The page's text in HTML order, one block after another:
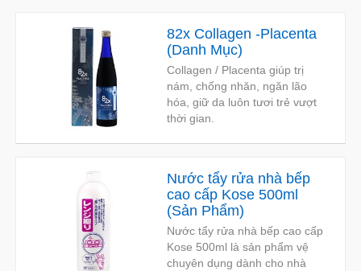
82x Collagen -Placenta
(Danh Mục)
Collagen / Placenta giúp trị
nám, chống nhăn, ngăn lão
hóa, giữ da luôn tươi trẻ vượt
thời gian.
Nước tẩy rửa nhà bếp
cao cấp Kose 500ml
(Sản Phẩm)
Nước tẩy rửa nhà bếp cao cấp
Kose 500ml là sản phẩm vệ
chuyên dụng dành cho nhà